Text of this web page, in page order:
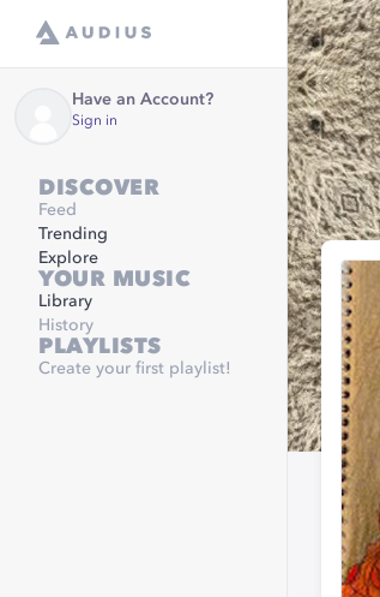
Have an Account?
Sign in
DISCOVER
Feed
Trending
Explore
YOUR MUSIC
Library
History
PLAYLISTS
Create your first playlist!